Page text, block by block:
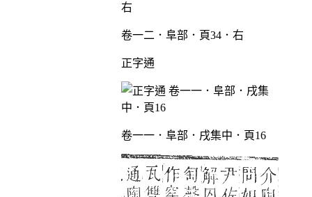
卷一二．阜部．頁34．右
正字通
卷一一．阜部．戌集中．頁16